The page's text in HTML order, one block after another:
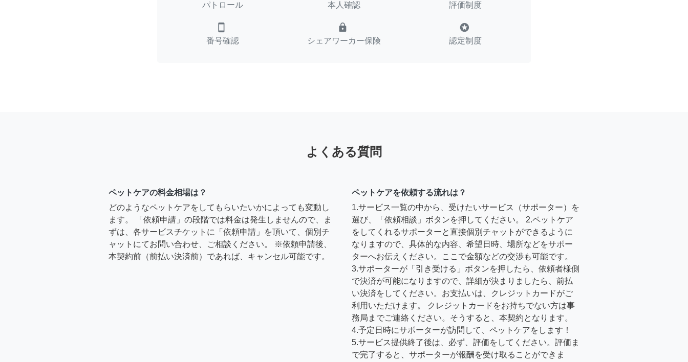
パトロール 本人確認 評価制度
smartphone
番号確認
lock
シェアワーカー保険
stars
認定制度
よくある質問
ペットケアの料金相場は？
どのようなペットケアをしてもらいたいかによっても変動し
ます。 「依頼申請」の段階では料金は発生しませんので、ま
ずは、各サービスチケットに「依頼申請」を頂いて、個別チ
ャットにてお問い合わせ、ご相談ください。 ※依頼申請後、
本契約前（前払い決済前）であれば、キャンセル可能です。
ペットケアを依頼する流れは？
1.サービス一覧の中から、受けたいサービス（サポーター）を
選び、「依頼相談」ボタンを押してください。 2.ペットケア
をしてくれるサポーターと直接個別チャットができるように
なりますので、具体的な内容、希望日時、場所などをサポー
ターへお伝えください。ここで金額などの交渉も可能です。
3.サポーターが「引き受ける」ボタンを押したら、依頼者様側
で決済が可能になりますので、詳細が決まりましたら、前払
い決済をしてください。お支払いは、クレジットカードがご
利用いただけます。 クレジットカードをお持ちでない方は事
務局までご連絡ください。そうすると、本契約となります。
4.予定日時にサポーターが訪問して、ペットケアをします！
5.サービス提供終了後は、必ず、評価をしてください。評価ま
で完了すると、サポーターが報酬を受け取ることができま